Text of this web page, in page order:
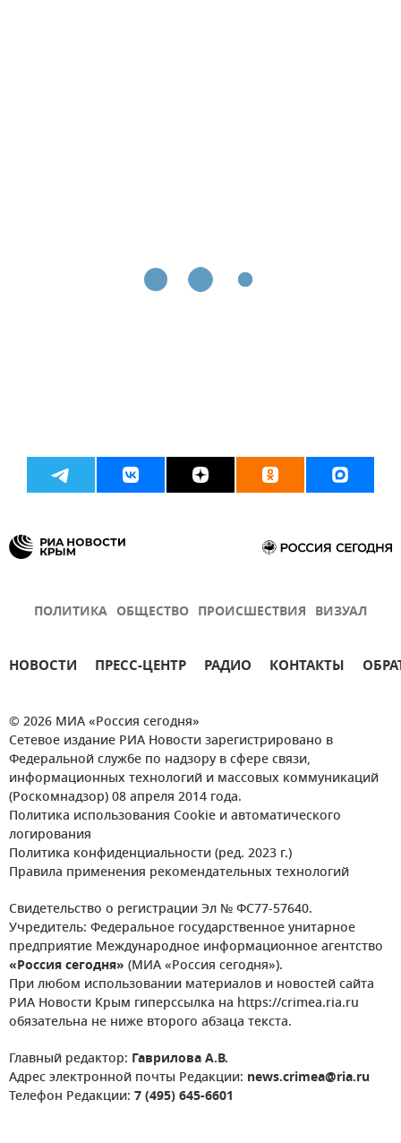
ПОЛИТИКА ОБЩЕСТВО ПРОИСШЕСТВИЯ ВИЗУАЛ
НОВОСТИ ПРЕСС-ЦЕНТР РАДИО КОНТАКТЫ
© 2026 МИА «Россия сегодня»
Сетевое издание РИА Новости зарегистрировано в
Федеральной службе по надзору в сфере связи,
информационных технологий и массовых коммуникаций
(Роскомнадзор) 08 апреля 2014 года.
Политика использования Cookie и автоматического
логирования
Политика конфиденциальности (ред. 2023 г.)
Правила применения рекомендательных технологий
Свидетельство о регистрации Эл № ФС77-57640.
Учредитель: Федеральное государственное унитарное
предприятие Международное информационное агентство
«Россия сегодня» (МИА «Россия сегодня»).
При любом использовании материалов и новостей сайта
РИА Новости Крым гиперссылка на https://crimea.ria.ru
обязательна не ниже второго абзаца текста.
Главный редактор: Гаврилова А.В.
Адрес электронной почты Редакции: news.crimea@ria.ru
Телефон Редакции: 7 (495) 645-6601